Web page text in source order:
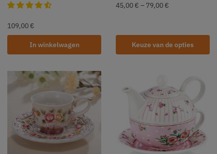
109,00 €
In winkelwagen
45,00 € – 79,00 €
Keuze van de opties